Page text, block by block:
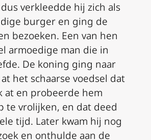
verkleedde hij zich als
burger en ging de
bezoeken. Een van hen
armoedige man die in
De koning ging naar
het schaarse voedsel dat
at en probeerde hem
te vrolijken, en dat deed
tijd. Later kwam hij nog
en onthulde aan de